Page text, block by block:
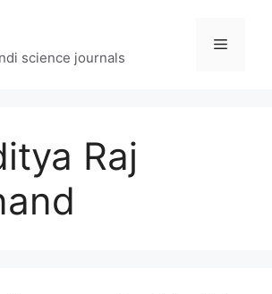
science journals
Menu
Raj